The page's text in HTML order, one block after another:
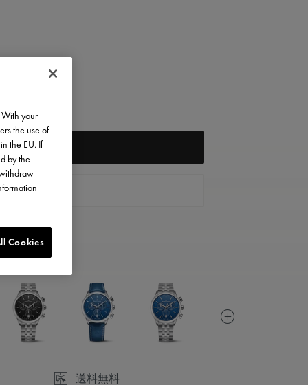
入荷通知登録
お問い合せ
送料無料
your
the use of
the EU. If
by the
Cookies